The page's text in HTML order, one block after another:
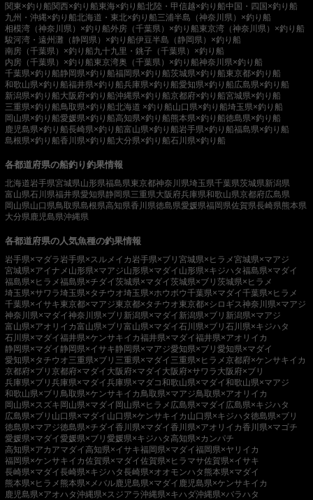
関東×釣り船関西×釣り船東海×釣り船北陸・甲信越×釣り船中国・四国×釣り船
九州・沖縄×釣り船北海道・東北×釣り船三浦半島（神奈川県）×釣り船
相模湾（神奈川県）×釣り船外房（千葉県）×釣り船東京湾（神奈川県）×釣り船
駿河湾・遠州灘（静岡県）×釣り船伊豆半島（静岡県）×釣り船
南房（千葉県）×釣り船九十九里・銚子（千葉県）×釣り船
内房（千葉県）×釣り船東京湾奥（千葉県）×釣り船神奈川県×釣り船
千葉県×釣り船静岡県×釣り船福岡県×釣り船茨城県×釣り船東京都×釣り船
和歌山県×釣り船福井県×釣り船兵庫県×釣り船愛知県×釣り船広島県×釣り船
新潟県×釣り船大阪府×釣り船沖縄県×釣り船京都府×釣り船宮城県×釣り船
三重県×釣り船鳥取県×釣り船北海道 ×釣り船山口県×釣り船埼玉県×釣り船
岡山県×釣り船愛媛県×釣り船高知県×釣り船熊本県×釣り船徳島県×釣り船
鹿児島県×釣り船長崎県×釣り船富山県×釣り船岩手県×釣り船福島県×釣り船
島根県×釣り船香川県×釣り船大分県×釣り船石川県×釣り船
各都道府県の船釣り釣果情報
北海道岩手県宮城県山形県福島県東京都神奈川県埼玉県千葉県茨城県新潟県
富山県石川県福井県愛知県静岡県三重県大阪府兵庫県和歌山県京都府広島県
岡山県山口県鳥取県島根県高知県香川県徳島県愛媛県福岡県佐賀県長崎県熊本県
大分県 鹿児島県沖縄県
各都道府県の人気魚種の釣果情報
岩手県×マダラ 岩手県×スルメイカ 岩手県×ブリ 宮城県×ヒラメ宮城県×マアジ
宮城県×アイナメ 山形県×マアジ山形県×マダイ 山形県×キジハタ福島県×マダイ
福島県×ヒラメ福島県×チダイ茨城県×マダイ茨城県×ブリ 茨城県×ヒラメ
埼玉県×サワラ埼玉県×タチウオ埼玉県×ホウボウ千葉県×マダイ千葉県×ヒラメ
千葉県×イサキ東京都×マアジ東京都×タチウオ東京都×シロギス神奈川県×マアジ
神奈川県×マダイ神奈川県×ブリ 新潟県×マダイ 新潟県×ブリ 新潟県×マアジ
富山県×アオリイカ富山県×ブリ 富山県×マダイ石川県×ブリ 石川県×キジハタ
石川県×マダイ福井県×ケンサキイカ福井県×マダイ福井県×アオリイカ
静岡県×マダイ静岡県×イサキ静岡県×マアジ愛知県×ブリ 愛知県×マダイ
愛知県×タチウオ三重県×ブリ 三重県×マダイ 三重県×ヒラメ京都府×ケンサキイカ
京都府×ブリ 京都府×マダイ 大阪府×マダイ 大阪府×サワラ 大阪府×ブリ
兵庫県×ブリ 兵庫県×マダイ兵庫県×マダコ和歌山県×マダイ和歌山県×マアジ
和歌山県×ブリ 鳥取県×ケンサキイカ 鳥取県×マアジ鳥取県×アオリイカ
岡山県×スズキ岡山県×マダイ 岡山県×ヒラメ 広島県×マダイ 広島県×キジハタ
広島県×ブリ 山口県×マダイ 山口県×ケンサキイカ 山口県×キジハタ徳島県×ブリ
徳島県×マアジ徳島県×チダイ香川県×マダイ香川県×アオリイカ香川県×マゴチ
愛媛県×マダイ愛媛県×ブリ 愛媛県×キジハタ高知県×カンパチ
高知県×アカアマダイ高知県×イサキ福岡県×マダイ福岡県×ヤリイカ
福岡県×ケンサキイカ佐賀県×マダイ佐賀県×ヒラマサ佐賀県×イサキ
長崎県×マダイ長崎県×キジハタ長崎県×オオモンハタ 熊本県×マダイ
熊本県×ヒラメ 熊本県×メバル鹿児島県×マダイ 鹿児島県×ケンサキイカ
鹿児島県×アオハタ沖縄県×スジアラ沖縄県×キハダ沖縄県×バラハタ